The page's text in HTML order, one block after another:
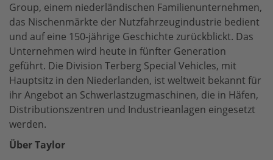
Group, einem niederländischen Familienunternehmen,
das Nischenmärkte der Nutzfahrzeugindustrie bedient
und auf eine 150-jährige Geschichte zurückblickt. Das
Unternehmen wird heute in fünfter Generation
geführt. Die Division Terberg Special Vehicles, mit
Hauptsitz in den Niederlanden, ist weltweit bekannt für
ihr Angebot an Schwerlastzugmaschinen, die in Häfen,
Distributionszentren und Industrieanlagen eingesetzt
werden.
Über Taylor